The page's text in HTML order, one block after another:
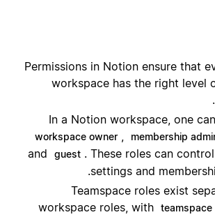
Permissions in Notion ensure that
workspace has the right level
In a Notion workspace, one
workspace owner , membership
and
guest . These roles can
settings and
Teamspace roles exist
workspace roles, with teamspace